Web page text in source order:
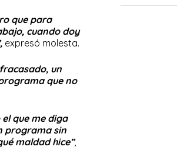
que para
cuando doy
expresó molesta.
un
que no
que me diga
programa sin
maldad hice”,